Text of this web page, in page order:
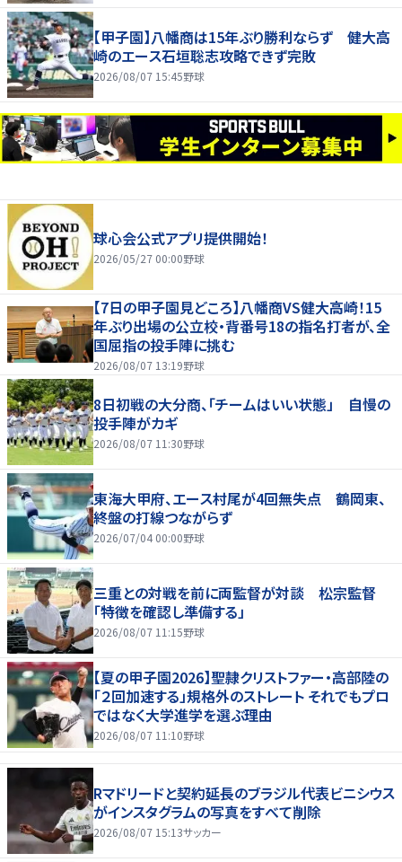
【甲子園】八幡商は15年ぶり勝利ならず 健大高
崎のエース石垣聡志攻略できず完敗
2026/08/07 15:45野球
球心会公式アプリ提供開始！
2026/05/27 00:00野球
【7日の甲子園見どころ】八幡商VS健大高崎！15
年ぶり出場の公立校・背番号18の指名打者が、全
国屈指の投手陣に挑む
2026/08/07 13:19野球
8日初戦の大分商、「チームはいい状態」 自慢の
投手陣がカギ
2026/08/07 11:30野球
東海大甲府、エース村尾が4回無失点 鶴岡東、
終盤の打線つながらず
2026/07/04 00:00野球
三重との対戦を前に両監督が対談 松宗監督
「特徴を確認し準備する」
2026/08/07 11:15野球
【夏の甲子園2026】聖隷クリストファー・高部陸の
「２回加速する」規格外のストレート それでもプロ
ではなく大学進学を選ぶ理由
2026/08/07 11:10野球
Rマドリードと契約延長のブラジル代表ビニシウス
がインスタグラムの写真をすべて削除
2026/08/07 15:13サッカー